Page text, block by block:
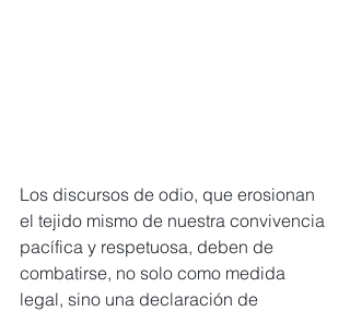
Los discursos de odio, que erosionan
el tejido mismo de nuestra convivencia
pacífica y respetuosa, deben de
combatirse, no solo como medida
legal, sino una declaración de